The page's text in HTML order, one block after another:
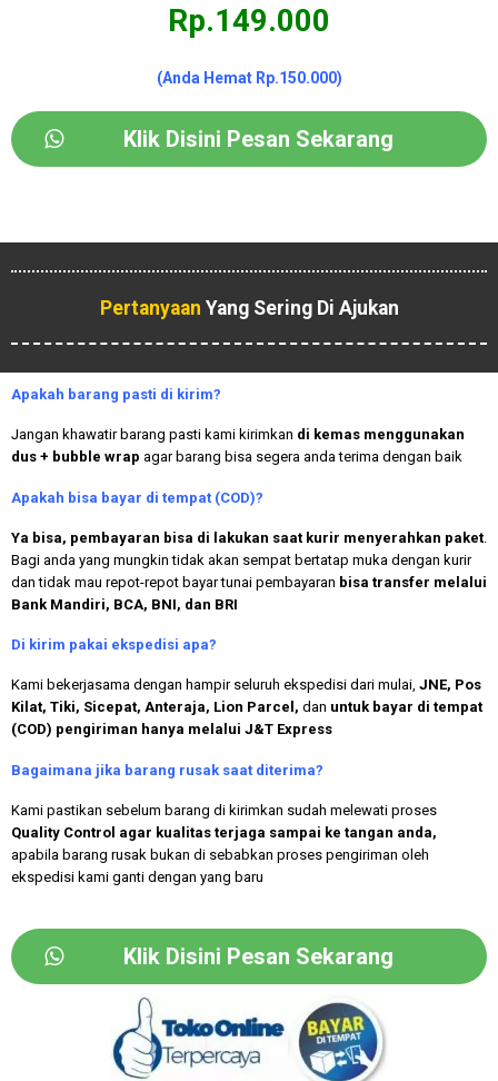
Rp.149.000
(Anda Hemat Rp.150.000)
Klik Disini Pesan Sekarang
Pertanyaan Yang Sering Di Ajukan
Apakah barang pasti di kirim?
Jangan khawatir barang pasti kami kirimkan di kemas menggunakan
dus + bubble wrap agar barang bisa segera anda terima dengan baik
Apakah bisa bayar di tempat (COD)?
Ya bisa, pembayaran bisa di lakukan saat kurir menyerahkan paket
Bagi anda yang mungkin tidak akan sempat bertatap muka dengan kurir
dan tidak mau repot-repot bayar tunai pembayaran bisa transfer melalui
Bank Mandiri, BCA, BNI, dan BRI
Di kirim pakai ekspedisi apa?
Kami bekerjasama dengan hampir seluruh ekspedisi dari mulai, JNE, Pos
Kilat, Tiki, Sicepat, Anteraja, Lion Parcel, dan untuk bayar di tempat
(COD) pengiriman hanya melalui J&T Express
Bagaimana jika barang rusak saat diterima?
Kami pastikan sebelum barang di kirimkan sudah melewati proses
Quality Control agar kualitas terjaga sampai ke tangan anda,
apabila barang rusak bukan di sebabkan proses pengiriman oleh
ekspedisi kami ganti dengan yang baru
Klik Disini Pesan Sekarang